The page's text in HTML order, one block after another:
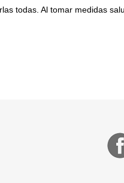
todas. Al tomar medidas